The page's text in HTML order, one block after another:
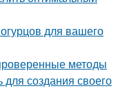
для вашего
методы
создания своего